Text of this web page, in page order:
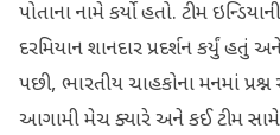
પોતાના નામે કર્યો હતો. ટીમ
દરમિયાન શાનદાર પ્રદર્શન કર્યું હતું
પછી, ભારતીય ચાહકોના મનમાં
આગામી મેચ ક્યારે અને કઈ ટીમ